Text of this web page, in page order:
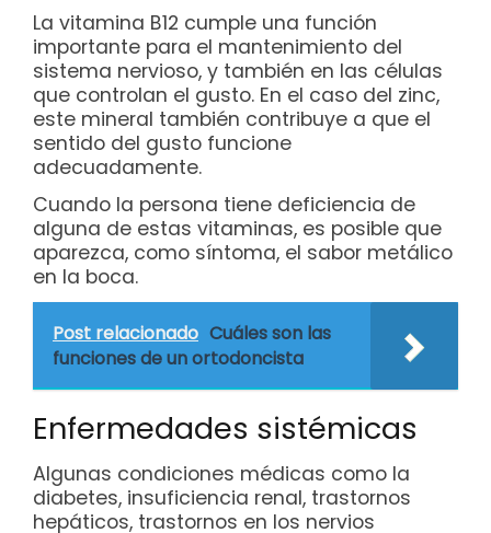
La vitamina B12 cumple una función
importante para el mantenimiento del
sistema nervioso, y también en las células
que controlan el gusto. En el caso del zinc,
este mineral también contribuye a que el
sentido del gusto funcione
adecuadamente.
Cuando la persona tiene deficiencia de
alguna de estas vitaminas, es posible que
aparezca, como síntoma, el sabor metálico
en la boca.
Post relacionado Cuáles son las
funciones de un ortodoncista
Enfermedades sistémicas
Algunas condiciones médicas como la
diabetes, insuficiencia renal, trastornos
hepáticos, trastornos en los nervios